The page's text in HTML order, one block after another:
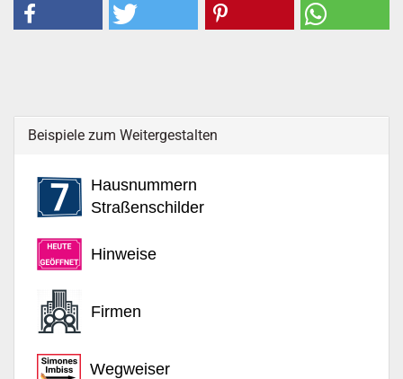
Beispiele zum Weitergestalten
Hausnummern
Straßenschilder
Hinweise
Firmen
Wegweiser